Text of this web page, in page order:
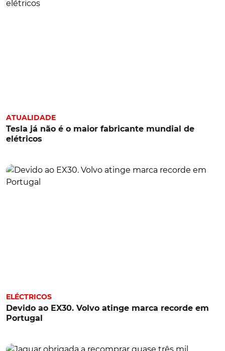
ATUALIDADE
Tesla já não é o maior fabricante mundial de
elétricos
ELÉCTRICOS
Devido ao EX30. Volvo atinge marca recorde em
Portugal